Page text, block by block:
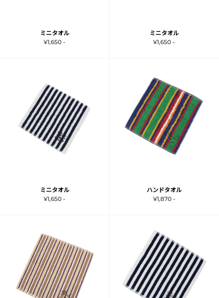
ミニタオル
¥1,650 -
ミニタオル
¥1,650 -
ミニタオル
¥1,650 -
ハンドタオル
¥1,870 -